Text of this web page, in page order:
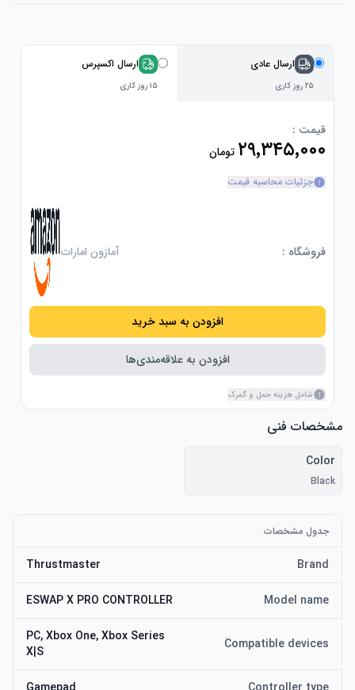
ارسال عادی
۲۵ روز کاری
ارسال اکسپرس
۱۵ روز کاری
قیمت :
۲۹٬۳۴۵٬۰۰۰ تومان
جزئیات محاسبه قیمت
فروشگاه : آمازون امارات
افزودن به سبد خرید
افزودن به علاقه‌مندی‌ها
شامل هزینه حمل و گمرک
مشخصات فنی
Color
Black
جدول مشخصات
Brand
Thrustmaster
Model name
ESWAP X PRO CONTROLLER
Compatible devices
PC, Xbox One, Xbox Series
X|S